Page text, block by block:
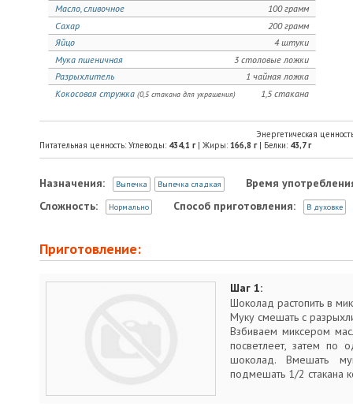
100 грамм
Масло, сливочное
200 грамм
Сахар
4 штуки
Яйцо
3 столовые ложки
Мука пшеничная
1 чайная ложка
Разрыхлитель
1,5 стакана
Кокосовая стружка (0,5 стакана для украшения)
Энергетическая
Питательная ценность: Углеводы: 434,1 г| Жиры: 166,8 г| Белки: 43,7г
Назначения: Выпечка Выпечка сладкая
Время
Сложность:
Нормально Способ приготовления: В духовке
Приготовление:
Шаг 1:
Шоколад растопить в
Муку смешать с
Взбиваем миксером
посветлеет, затем по
шоколад. Вмешать
подмешать 1/2 стакана